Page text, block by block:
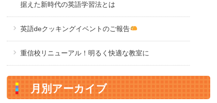
据えた新時代の英語学習法とは
英語deクッキングイベントのご報告
重信校リニューアル！明るく快適な教室に
月別アーカイブ